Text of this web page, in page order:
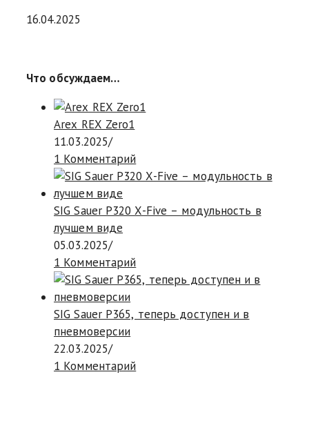
16.04.2025
Что обсуждаем…
Arex REX Zero1
11.03.2025/
1 Комментарий
SIG Sauer P320 X-Five – модульность в
лучшем виде
05.03.2025/
1 Комментарий
SIG Sauer P365, теперь доступен и в
пневмоверсии
22.03.2025/
1 Комментарий